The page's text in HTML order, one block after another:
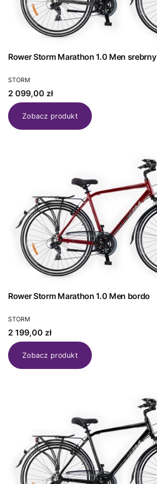
Rower Storm Marathon 1.0 Men srebrny
PRODUCENT
STORM
Cena
2 099,00 zł
Zobacz produkt
Rower Storm Marathon 1.0 Men bordo
PRODUCENT
STORM
Cena
2 199,00 zł
Zobacz produkt